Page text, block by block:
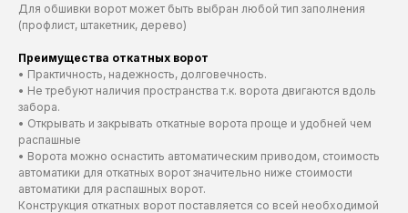
Для обшивки ворот может быть выбран любой тип заполнения
(профлист, штакетник, дерево)
Преимущества откатных ворот
• Практичность, надежность, долговечность.
• Не требуют наличия пространства т.к. ворота двигаются вдоль
забора.
• Открывать и закрывать откатные ворота проще и удобней чем
распашные
• Ворота можно оснастить автоматическим приводом, стоимость
автоматики для откатных ворот значительно ниже стоимости
автоматики для распашных ворот.
Конструкция откатных ворот поставляется со всей необходимой